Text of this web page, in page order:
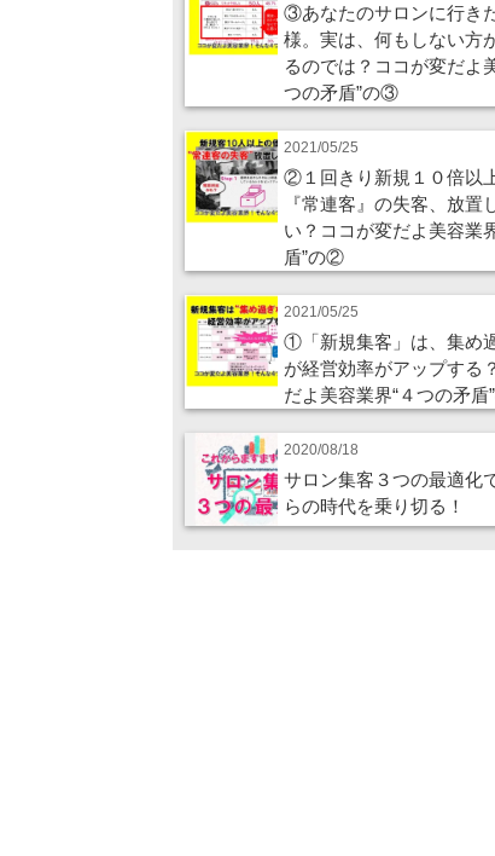
③あなたのサロンに行き
様。実は、何もしない方
るのでは？ココが変だよ
つの矛盾”の③
2021/05/25
②１回きり新規１０倍以
『常連客』の失客、放置
い？ココが変だよ美容業
盾”の②
2021/05/25
①「新規集客」は、集め
が経営効率がアップする
だよ美容業界“４つの矛
2020/08/18
サロン集客３つの最適化
らの時代を乗り切る！